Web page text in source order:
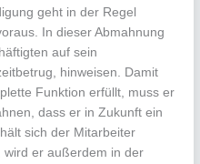
geht in der Regel
In dieser Abmahnung
auf sein
hinweisen. Damit
Funktion erfüllt, muss er
dass er in Zukunft ein
sich der Mitarbeiter
wird er außerdem in der